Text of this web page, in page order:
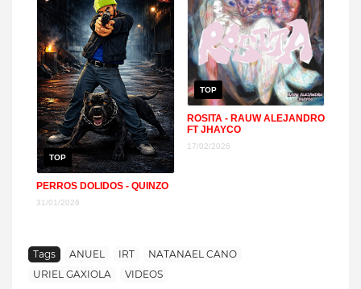
TOP
PERROS DOLIDOS - QUINZO
31/01/2026
TOP
ROSITA - RAUW ALEJANDRO
FT JHAYCO
17/02/2026
Tags ANUEL IRT
NATANAEL CANO
URIEL GAXIOLA
VIDEOS